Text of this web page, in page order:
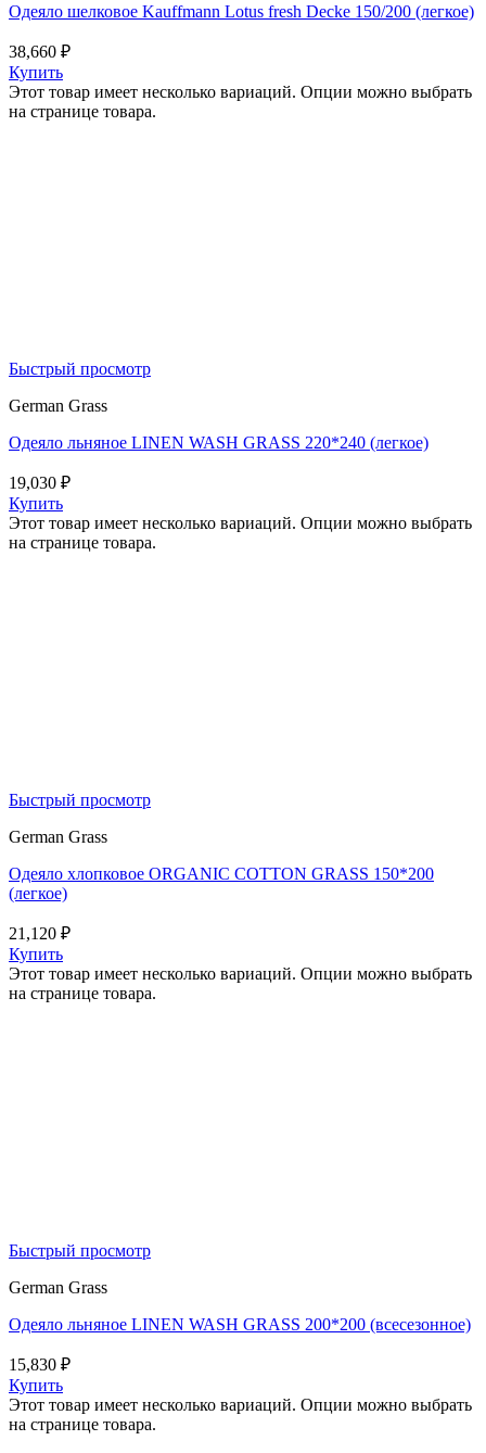
Одеяло шелковое Kauffmann Lotus fresh Decke 150/200 (легкое)
38,660 ₽
Купить
Этот товар имеет несколько вариаций. Опции можно выбрать
на странице товара.
Быстрый просмотр
German Grass
Одеяло льняное LINEN WASH GRASS 220*240 (легкое)
19,030 ₽
Купить
Этот товар имеет несколько вариаций. Опции можно выбрать
на странице товара.
Быстрый просмотр
German Grass
Одеяло хлопковое ORGANIC COTTON GRASS 150*200
(легкое)
21,120 ₽
Купить
Этот товар имеет несколько вариаций. Опции можно выбрать
на странице товара.
Быстрый просмотр
German Grass
Одеяло льняное LINEN WASH GRASS 200*200 (всесезонное)
15,830 ₽
Купить
Этот товар имеет несколько вариаций. Опции можно выбрать
на странице товара.